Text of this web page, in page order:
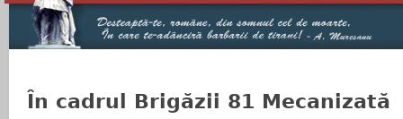
În cadrul Brigăzii 81 Mecanizată